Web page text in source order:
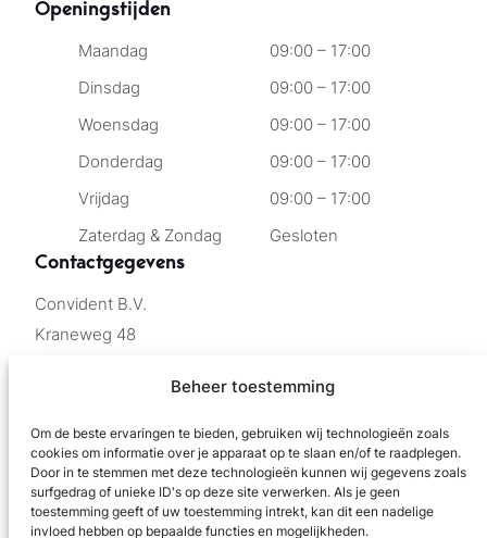
Beheer toestemming
Om de beste ervaringen te bieden, gebruiken wij technologieën zoals
cookies om informatie over je apparaat op te slaan en/of te raadplegen.
Door in te stemmen met deze technologieën kunnen wij gegevens zoals
surfgedrag of unieke ID's op deze site verwerken. Als je geen
toestemming geeft of uw toestemming intrekt, kan dit een nadelige
invloed hebben op bepaalde functies en mogelijkheden.
Openingstijden
Maandag
09:00 – 17:00
Dinsdag
09:00 – 17:00
Woensdag
09:00 – 17:00
Donderdag
09:00 – 17:00
Vrijdag
09:00 – 17:00
Zaterdag & Zondag
Gesloten
Contactgegevens
Convident B.V.
Kraneweg 48
info@smeedijzer.net
050 – 72 00 260
KVK 62128507